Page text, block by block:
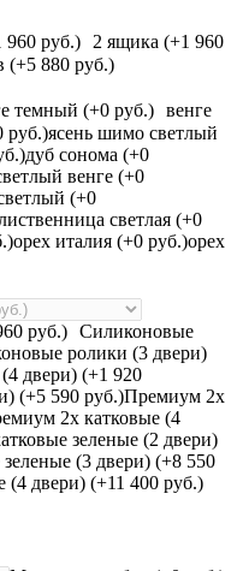
960 руб.)
2 ящика (+1 960
(+5 880 руб.)
темный (+0 руб.) венге
руб.)ясень шимо светлый
дуб сонома (+0
венге (+0
(+0
светлая (+0
орех италия (+0 руб.)орех
руб.) Силиконовые
ролики (3 двери)
двери) (+1 920
(+5 590 руб.)Премиум 2х
2х катковые (4
зеленые (2 двери)
(3 двери) (+8 550
(4 двери) (+11 400 руб.)